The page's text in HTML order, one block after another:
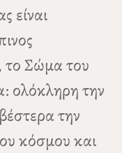
είναι
το Σώμα του
ολόκληρη την
την
κόσμου και